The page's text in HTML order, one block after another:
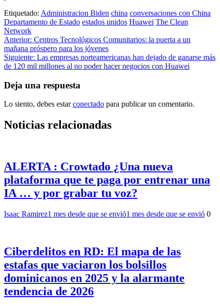
Etiquetado: Administracion Biden china conversaciones con China
Departamento de Estado estados unidos Huawei The Clean
Network
Navegación
de
entradas
Anterior: Centros Tecnológicos Comunitarios: la puerta a un
mañana próspero para los jóvenes
Siguiente: Las empresas norteamericanas han dejado de ganarse más
de 120 mil millones al no poder hacer negocios con Huawei
Deja una respuesta
Lo siento, debes estarconectado para publicar un comentario.
Noticias relacionadas
ALERTA : Crowtado ¿Una nueva
plataforma que te paga por entrenar una
IA … y por grabar tu voz?
Isaac Ramirez1 mes desde que se envió1 mes desde que se envió 0
Ciberdelitos en RD: El mapa de las
estafas que vaciaron los bolsillos
dominicanos en 2025 y la alarmante
tendencia de 2026